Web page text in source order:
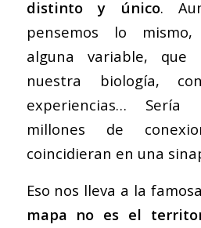
distinto y único.
pensemos lo
alguna variable,
nuestra biología,
experiencias… Sería
millones de
coincidieran en una
Eso nos lleva a la
mapa no es el